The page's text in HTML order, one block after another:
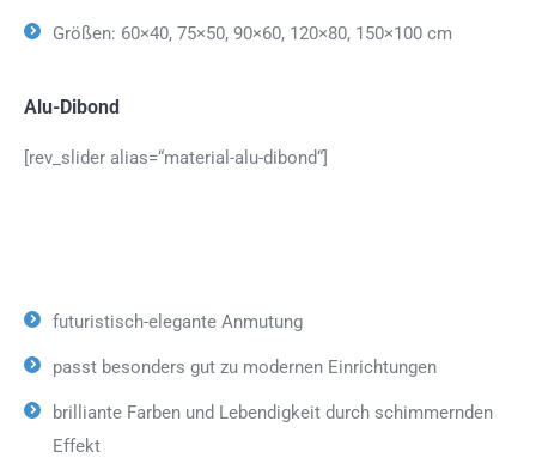
Größen: 60×40, 75×50, 90×60, 120×80, 150×100 cm
Alu-Dibond
[rev_slider alias=“material-alu-dibond“]
futuristisch-elegante Anmutung
passt besonders gut zu modernen Einrichtungen
brilliante Farben und Lebendigkeit durch schimmernden
Effekt